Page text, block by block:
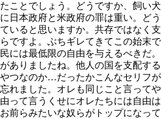
たことでしょう。どうですか、飼い
に日本政府と米政府の罪は重い。ど
ていると思いますか。共存ではなく
らですよ。ぶちギレてきてこの始末
民には最低限の自由を与えるべきだ
がありましたね。他人の国を支配す
やつなのか…だったかこんなセリフ
忘れました。オレも同じこと言って
由って言うくせにオレたちには自由
お前らみたいな奴らがトップになっ